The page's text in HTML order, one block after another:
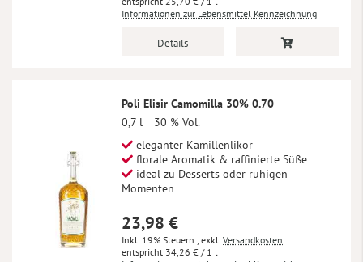
Informationen zur Lebensmittel Kennzeichnung
Details
Poli Elisir Camomilla 30% 0.70
0,7 l
30 % Vol.
eleganter Kamillenlikör
florale Aromatik & raffinierte Süße
ideal zu Desserts oder ruhigen
Momenten
23,98 €
Inkl. 19% Steuern , exkl. Versandkosten
34,26 € / 1 l